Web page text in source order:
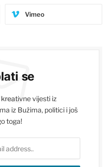
Vimeo
se
vijesti iz
iz Bužima, politici i još
toga!